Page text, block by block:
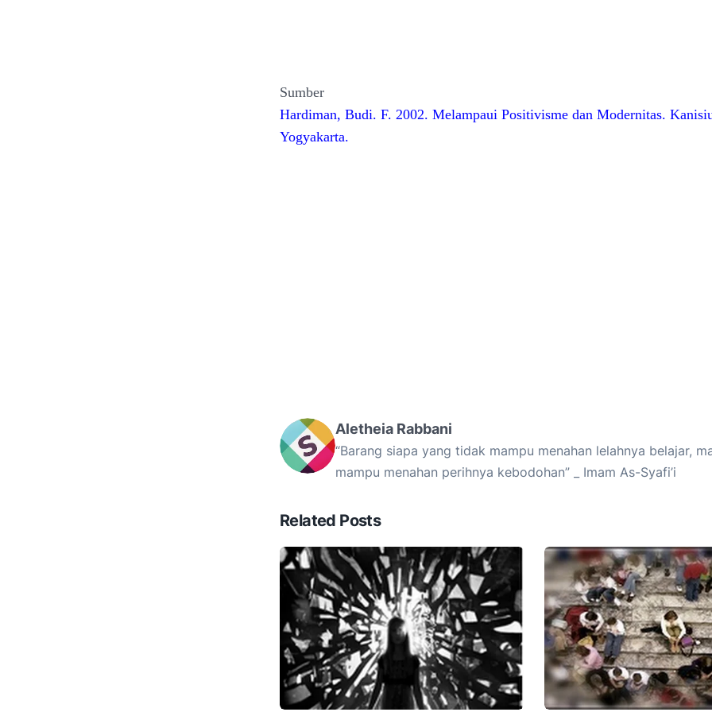
Sumber
Hardiman, Budi. F. 2002. Melampaui Positivisme dan Modernitas.
Yogyakarta.
Aletheia Rabbani
“Barang siapa yang tidak mampu menahan lelahnya belajar,
mampu menahan perihnya kebodohan” _ Imam As-Syafi’i
Related Posts